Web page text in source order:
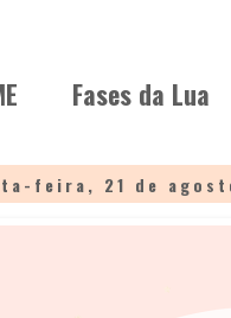
Fases da Lua
feira, 21 de